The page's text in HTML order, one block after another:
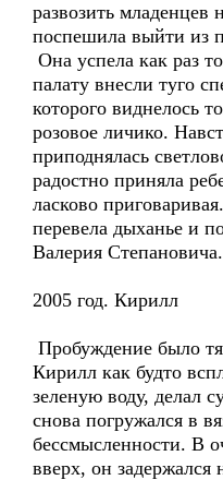
развозить младенцев
поспешила выйти из
Она успела как раз
палату внесли туго
которого виднелось
розовое личико.
приподнялась
радостно приняла
ласково
перевела дыханье и
Валерия Степановича.
2005 год. Кирилл
Пробуждение было
Кирилл как будто
зеленую воду, делал
снова погружался в
бессмысленности. В
вверх, он задержался